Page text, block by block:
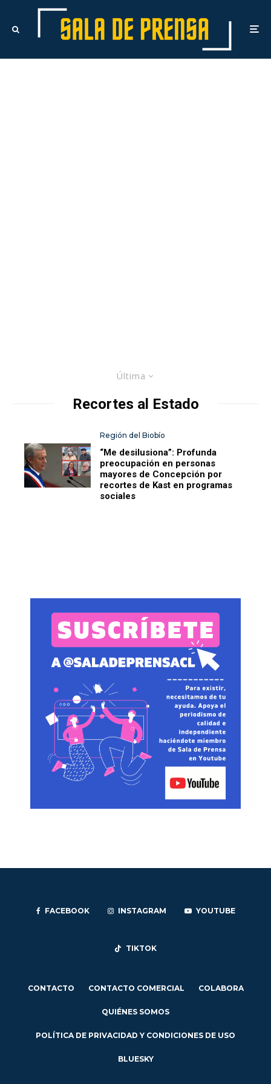
Última
Recortes al Estado
Región del Biobío
“Me desilusiona”: Profunda
preocupación en personas
mayores de Concepción por
recortes de Kast en programas
sociales
FACEBOOK INSTAGRAM YOUTUBE
TIKTOK
CONTACTO CONTACTO COMERCIAL COLABORA
QUIÉNES SOMOS
POLÍTICA DE PRIVACIDAD Y CONDICIONES DE USO
BLUESKY